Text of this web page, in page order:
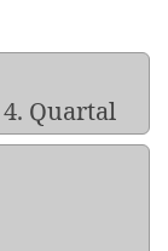
4. Quartal